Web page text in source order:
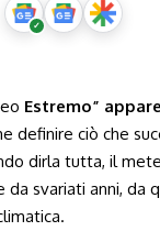
Estremo”
definire ciò che
dirla tutta, il
svariati anni, da